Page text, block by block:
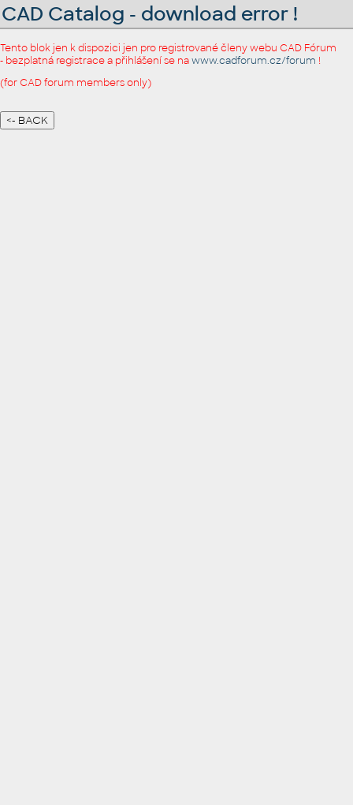
CAD Catalog - download error !
Tento blok jen k dispozici jen pro registrované členy webu CAD Fórum
- bezplatná registrace a přihlášení se nawww.cadforum.cz/forum !
(for CAD forum members only)